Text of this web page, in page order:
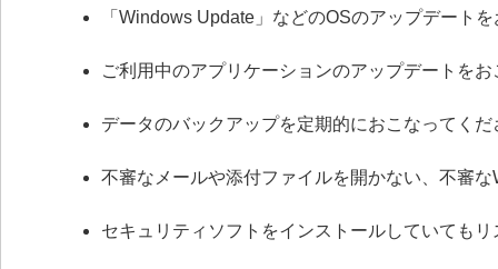
「Windows Update」などのOSのアップデート
ご利用中のアプリケーションのアップデートを
データのバックアップを定期的におこなってくだ
不審なメールや添付ファイルを開かない、不審
セキュリティソフトをインストールしていても